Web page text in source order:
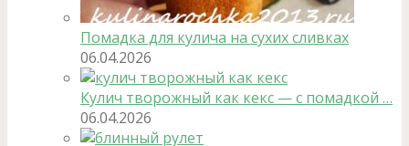
Помадка для кулича на сухих сливках
06.04.2026
Кулич творожный как кекс — с помадкой …
06.04.2026